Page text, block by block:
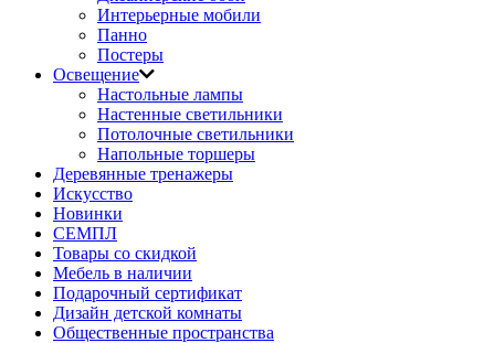
Интерьерные мобили
Панно
Постеры
Освещение
Настольные лампы
Настенные светильники
Потолочные светильники
Напольные торшеры
Деревянные тренажеры
Искусство
Новинки
СЕМПЛ
Товары со скидкой
Мебель в наличии
Подарочный сертификат
Дизайн детской комнаты
Общественные пространства